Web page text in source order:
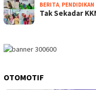
BERITA, PENDIDIKAN
Tak Sekadar
OTOMOTIF